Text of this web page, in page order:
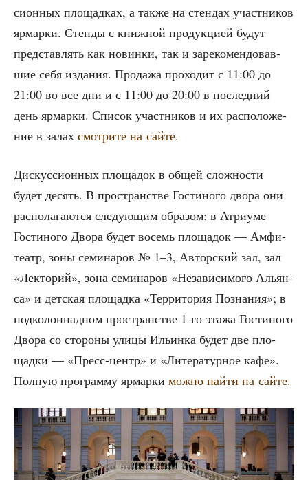
си­он­ных пло­щад­ках, а так­же на стен­дах участ­ни­ков
ярмар­ки. Стен­ды с книж­ной про­дук­ци­ей будут
пред­став­лять как новин­ки, так и заре­ко­мен­до­вав­
шие себя изда­ния. Про­да­жа про­хо­дит с 11:00 до
21:00 во все дни и с 11:00 до 20:00 в послед­ний
день ярмар­ки. Спи­сок участ­ни­ков и их рас­по­ло­же­
ние в залах смот­ри­те на сайте.
Дис­кус­си­он­ных пло­ща­док в общей слож­но­сти
будет десять. В про­стран­стве Гости­но­го дво­ра они
рас­по­ла­га­ют­ся сле­ду­ю­щим обра­зом: в Атри­уме
Гости­но­го Дво­ра будет восемь пло­ща­док — Амфи­
те­атр, зоны семи­на­ров № 1–3, Автор­ский зал, зал
«Лек­то­рий», зона семи­на­ров «Неза­ви­си­мо­го Аль­ян­
са» и дет­ская пло­щад­ка «Тер­ри­то­рия Позна­ния»; в
под­ко­лон­над­ном про­стран­стве 1‑го эта­жа Гости­но­го
Дво­ра со сто­ро­ны ули­цы Ильин­ка будет две пло­
щад­ки — «Пресс-центр» и «Лите­ра­тур­ное кафе».
Пол­ную про­грам­му ярмар­ки мож­но най­ти на сайте.